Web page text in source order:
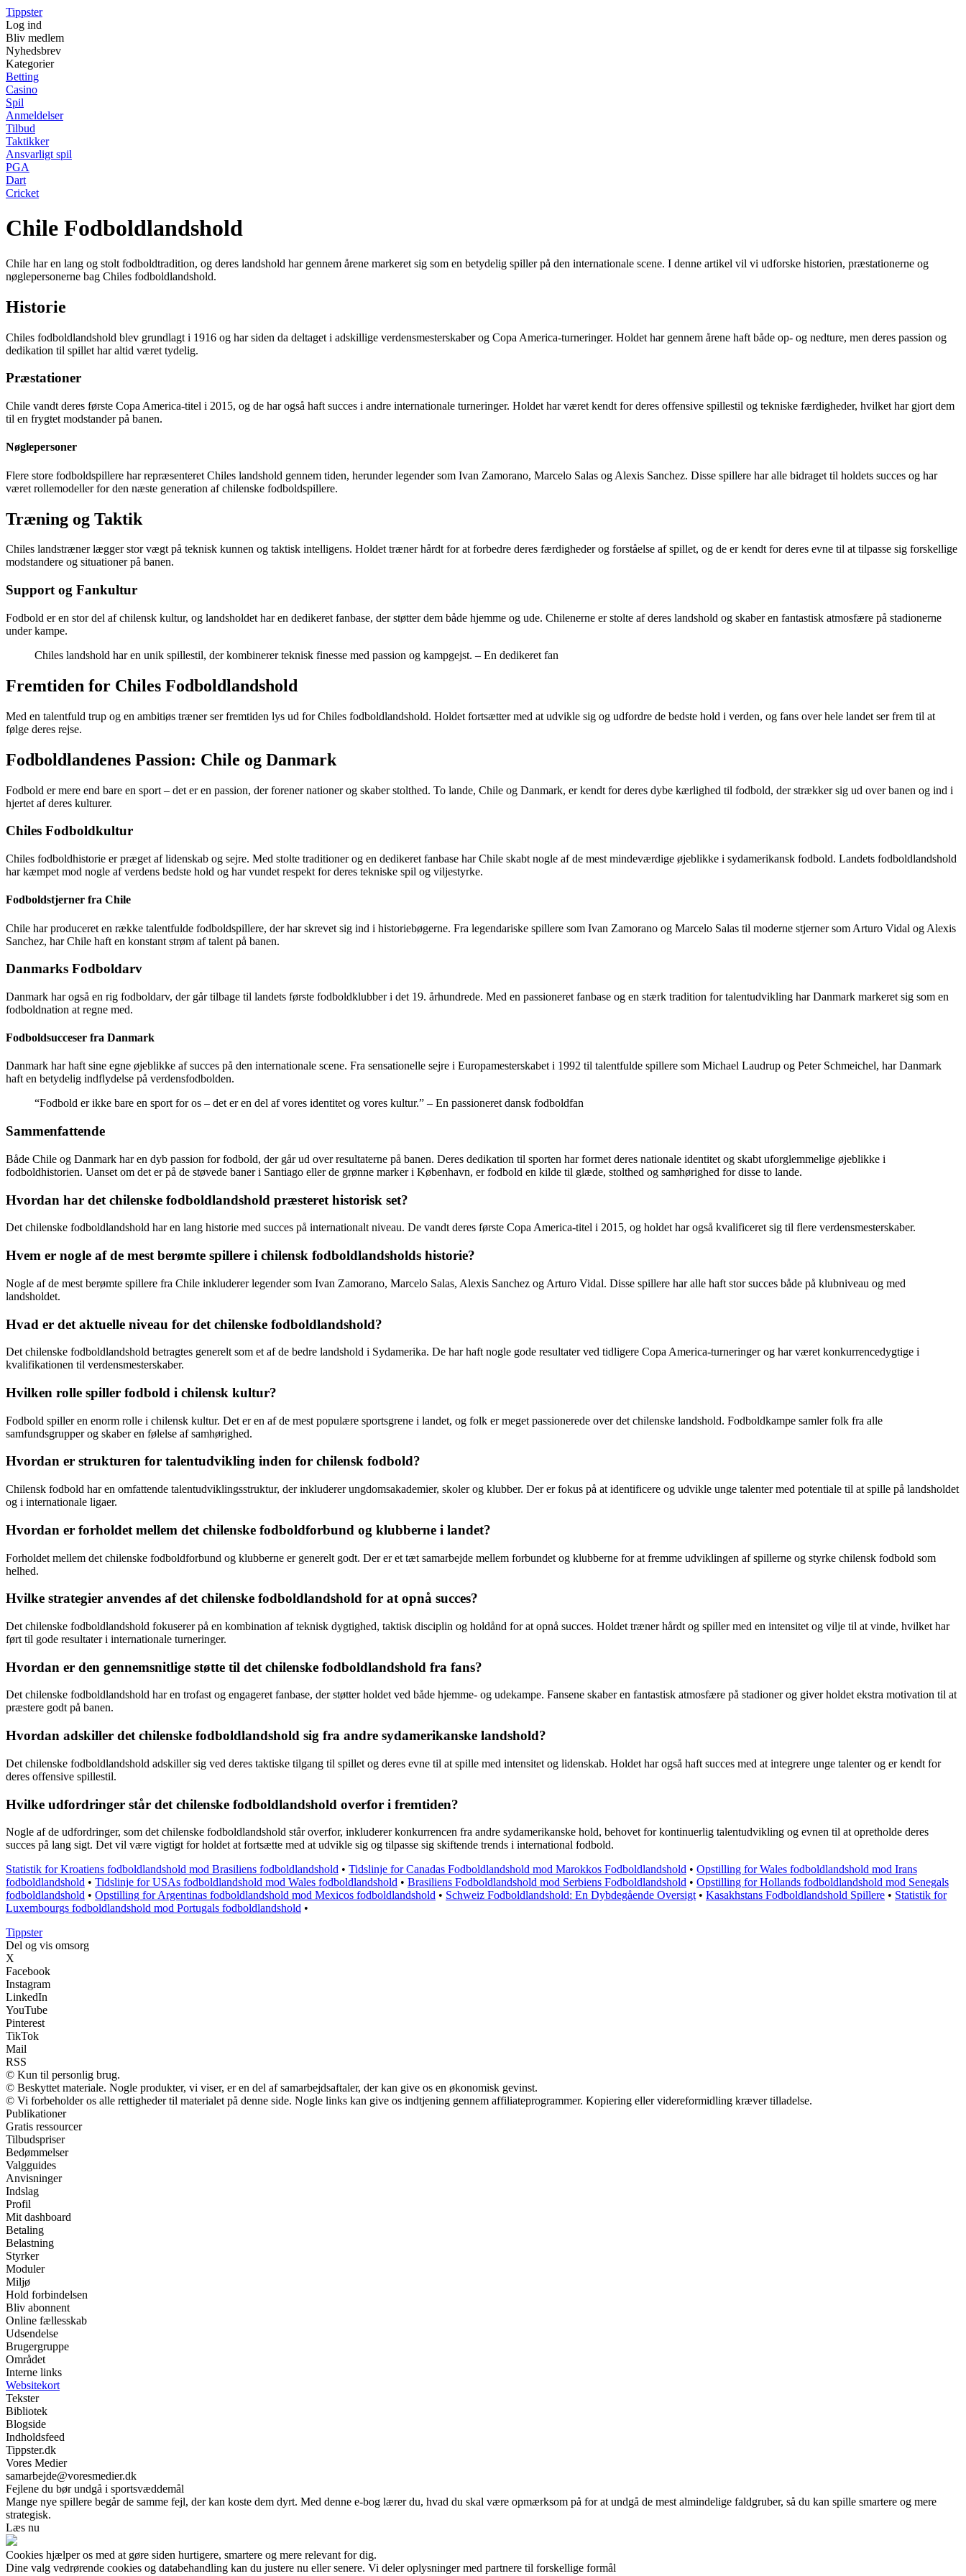
Tippster
Log ind
Bliv medlem
Nyhedsbrev
Kategorier
Betting
Casino
Spil
Anmeldelser
Tilbud
Taktikker
Ansvarligt spil
PGA
Dart
Cricket
Chile Fodboldlandshold
Chile har en lang og stolt fodboldtradition, og deres landshold har gennem årene markeret sig som en betydelig spiller på den internationale scene. I denne artikel vil vi udforske historien, præstationerne og
nøglepersonerne bag Chiles fodboldlandshold.
Historie
Chiles fodboldlandshold blev grundlagt i 1916 og har siden da deltaget i adskillige verdensmesterskaber og Copa America-turneringer. Holdet har gennem årene haft både op- og nedture, men deres passion og
dedikation til spillet har altid været tydelig.
Præstationer
Chile vandt deres første Copa America-titel i 2015, og de har også haft succes i andre internationale turneringer. Holdet har været kendt for deres offensive spillestil og tekniske færdigheder, hvilket har gjort dem
til en frygtet modstander på banen.
Nøglepersoner
Flere store fodboldspillere har repræsenteret Chiles landshold gennem tiden, herunder legender som Ivan Zamorano, Marcelo Salas og Alexis Sanchez. Disse spillere har alle bidraget til holdets succes og har
været rollemodeller for den næste generation af chilenske fodboldspillere.
Træning og Taktik
Chiles landstræner lægger stor vægt på teknisk kunnen og taktisk intelligens. Holdet træner hårdt for at forbedre deres færdigheder og forståelse af spillet, og de er kendt for deres evne til at tilpasse sig forskellige
modstandere og situationer på banen.
Support og Fankultur
Fodbold er en stor del af chilensk kultur, og landsholdet har en dedikeret fanbase, der støtter dem både hjemme og ude. Chilenerne er stolte af deres landshold og skaber en fantastisk atmosfære på stadionerne
under kampe.
Chiles landshold har en unik spillestil, der kombinerer teknisk finesse med passion og kampgejst. – En dedikeret fan
Fremtiden for Chiles Fodboldlandshold
Med en talentfuld trup og en ambitiøs træner ser fremtiden lys ud for Chiles fodboldlandshold. Holdet fortsætter med at udvikle sig og udfordre de bedste hold i verden, og fans over hele landet ser frem til at
følge deres rejse.
Fodboldlandenes Passion: Chile og Danmark
Fodbold er mere end bare en sport – det er en passion, der forener nationer og skaber stolthed. To lande, Chile og Danmark, er kendt for deres dybe kærlighed til fodbold, der strækker sig ud over banen og ind i
hjertet af deres kulturer.
Chiles Fodboldkultur
Chiles fodboldhistorie er præget af lidenskab og sejre. Med stolte traditioner og en dedikeret fanbase har Chile skabt nogle af de mest mindeværdige øjeblikke i sydamerikansk fodbold. Landets fodboldlandshold
har kæmpet mod nogle af verdens bedste hold og har vundet respekt for deres tekniske spil og viljestyrke.
Fodboldstjerner fra Chile
Chile har produceret en række talentfulde fodboldspillere, der har skrevet sig ind i historiebøgerne. Fra legendariske spillere som Ivan Zamorano og Marcelo Salas til moderne stjerner som Arturo Vidal og Alexis
Sanchez, har Chile haft en konstant strøm af talent på banen.
Danmarks Fodboldarv
Danmark har også en rig fodboldarv, der går tilbage til landets første fodboldklubber i det 19. århundrede. Med en passioneret fanbase og en stærk tradition for talentudvikling har Danmark markeret sig som en
fodboldnation at regne med.
Fodboldsucceser fra Danmark
Danmark har haft sine egne øjeblikke af succes på den internationale scene. Fra sensationelle sejre i Europamesterskabet i 1992 til talentfulde spillere som Michael Laudrup og Peter Schmeichel, har Danmark
haft en betydelig indflydelse på verdensfodbolden.
“Fodbold er ikke bare en sport for os – det er en del af vores identitet og vores kultur.” – En passioneret dansk fodboldfan
Sammenfattende
Både Chile og Danmark har en dyb passion for fodbold, der går ud over resultaterne på banen. Deres dedikation til sporten har formet deres nationale identitet og skabt uforglemmelige øjeblikke i
fodboldhistorien. Uanset om det er på de støvede baner i Santiago eller de grønne marker i København, er fodbold en kilde til glæde, stolthed og samhørighed for disse to lande.
Hvordan har det chilenske fodboldlandshold præsteret historisk set?
Det chilenske fodboldlandshold har en lang historie med succes på internationalt niveau. De vandt deres første Copa America-titel i 2015, og holdet har også kvalificeret sig til flere verdensmesterskaber.
Hvem er nogle af de mest berømte spillere i chilensk fodboldlandsholds historie?
Nogle af de mest berømte spillere fra Chile inkluderer legender som Ivan Zamorano, Marcelo Salas, Alexis Sanchez og Arturo Vidal. Disse spillere har alle haft stor succes både på klubniveau og med
landsholdet.
Hvad er det aktuelle niveau for det chilenske fodboldlandshold?
Det chilenske fodboldlandshold betragtes generelt som et af de bedre landshold i Sydamerika. De har haft nogle gode resultater ved tidligere Copa America-turneringer og har været konkurrencedygtige i
kvalifikationen til verdensmesterskaber.
Hvilken rolle spiller fodbold i chilensk kultur?
Fodbold spiller en enorm rolle i chilensk kultur. Det er en af de mest populære sportsgrene i landet, og folk er meget passionerede over det chilenske landshold. Fodboldkampe samler folk fra alle
samfundsgrupper og skaber en følelse af samhørighed.
Hvordan er strukturen for talentudvikling inden for chilensk fodbold?
Chilensk fodbold har en omfattende talentudviklingsstruktur, der inkluderer ungdomsakademier, skoler og klubber. Der er fokus på at identificere og udvikle unge talenter med potentiale til at spille på landsholdet
og i internationale ligaer.
Hvordan er forholdet mellem det chilenske fodboldforbund og klubberne i landet?
Forholdet mellem det chilenske fodboldforbund og klubberne er generelt godt. Der er et tæt samarbejde mellem forbundet og klubberne for at fremme udviklingen af spillerne og styrke chilensk fodbold som
helhed.
Hvilke strategier anvendes af det chilenske fodboldlandshold for at opnå succes?
Det chilenske fodboldlandshold fokuserer på en kombination af teknisk dygtighed, taktisk disciplin og holdånd for at opnå succes. Holdet træner hårdt og spiller med en intensitet og vilje til at vinde, hvilket har
ført til gode resultater i internationale turneringer.
Hvordan er den gennemsnitlige støtte til det chilenske fodboldlandshold fra fans?
Det chilenske fodboldlandshold har en trofast og engageret fanbase, der støtter holdet ved både hjemme- og udekampe. Fansene skaber en fantastisk atmosfære på stadioner og giver holdet ekstra motivation til at
præstere godt på banen.
Hvordan adskiller det chilenske fodboldlandshold sig fra andre sydamerikanske landshold?
Det chilenske fodboldlandshold adskiller sig ved deres taktiske tilgang til spillet og deres evne til at spille med intensitet og lidenskab. Holdet har også haft succes med at integrere unge talenter og er kendt for
deres offensive spillestil.
Hvilke udfordringer står det chilenske fodboldlandshold overfor i fremtiden?
Nogle af de udfordringer, som det chilenske fodboldlandshold står overfor, inkluderer konkurrencen fra andre sydamerikanske hold, behovet for kontinuerlig talentudvikling og evnen til at opretholde deres
succes på lang sigt. Det vil være vigtigt for holdet at fortsætte med at udvikle sig og tilpasse sig skiftende trends i international fodbold.
Statistik for Kroatiens fodboldlandshold mod Brasiliens fodboldlandshold • Tidslinje for Canadas Fodboldlandshold mod Marokkos Fodboldlandshold • Opstilling for Wales fodboldlandshold mod Irans
fodboldlandshold • Tidslinje for USAs fodboldlandshold mod Wales fodboldlandshold • Brasiliens Fodboldlandshold mod Serbiens Fodboldlandshold • Opstilling for Hollands fodboldlandshold mod Senegals
fodboldlandshold • Opstilling for Argentinas fodboldlandshold mod Mexicos fodboldlandshold • Schweiz Fodboldlandshold: En Dybdegående Oversigt • Kasakhstans Fodboldlandshold Spillere • Statistik for
Luxembourgs fodboldlandshold mod Portugals fodboldlandshold •
Tippster
Del og vis omsorg
X
Facebook
Instagram
LinkedIn
YouTube
Pinterest
TikTok
Mail
RSS
© Kun til personlig brug.
© Beskyttet materiale. Nogle produkter, vi viser, er en del af samarbejdsaftaler, der kan give os en økonomisk gevinst.
© Vi forbeholder os alle rettigheder til materialet på denne side. Nogle links kan give os indtjening gennem affiliateprogrammer. Kopiering eller videreformidling kræver tilladelse.
Publikationer
Gratis ressourcer
Tilbudspriser
Bedømmelser
Valgguides
Anvisninger
Indslag
Profil
Mit dashboard
Betaling
Belastning
Styrker
Moduler
Miljø
Hold forbindelsen
Bliv abonnent
Online fællesskab
Udsendelse
Brugergruppe
Området
Interne links
Websitekort
Tekster
Bibliotek
Blogside
Indholdsfeed
Tippster.dk
Vores Medier
samarbejde@voresmedier.dk
Fejlene du bør undgå i sportsvæddemål
Mange nye spillere begår de samme fejl, der kan koste dem dyrt. Med denne e-bog lærer du, hvad du skal være opmærksom på for at undgå de mest almindelige faldgruber, så du kan spille smartere og mere
strategisk.
Læs nu
Cookies hjælper os med at gøre siden hurtigere, smartere og mere relevant for dig.
Dine valg vedrørende cookies og databehandling kan du justere nu eller senere. Vi deler oplysninger med partnere til forskellige formål